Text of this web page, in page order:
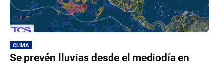
CLIMA
Se prevén lluvias desde el mediodía en